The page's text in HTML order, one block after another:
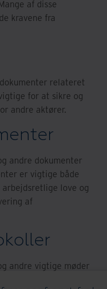
af disse
kravene fra
relateret
for at sikre og
andre aktører.
andre dokumenter
er vigtige både
love og
af
andre vigtige møder
interne